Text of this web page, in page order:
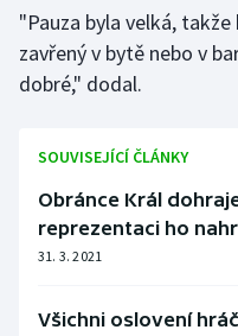
"Pauza byla velká,
zavřený v bytě nebo v
dobré," dodal.
SOUVISEJÍCÍ ČLÁNKY
Obránce Král
reprezentaci ho
31. 3. 2021
Všichni oslovení